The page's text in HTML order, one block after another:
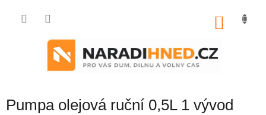
Pumpa olejová ruční 0,5L 1 vývod